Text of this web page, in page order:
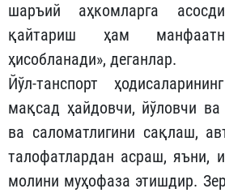
шаръий аҳкомларга
қайтариш ҳам
ҳисобланади», деганлар.
Йўл-танспорт
мақсад ҳайдовчи, йўловчи ва
ва саломатлигини сақлаш,
талофатлардан асраш, яъни,
молини муҳофаза этишдир.